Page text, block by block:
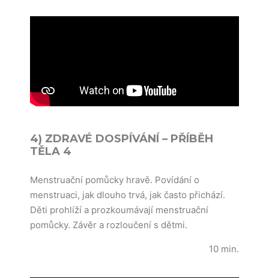
4) ZDRAVÉ DOSPÍVÁNÍ – PŘÍBĚH
TĚLA 4
Menstruační pomůcky hravě. Povídání o
menstruaci, jak dlouho trvá, jak často přichází.
Děti prohlíží a prozkoumávají menstruační
pomůcky. Závěr a rozloučení s dětmi.
10 min.